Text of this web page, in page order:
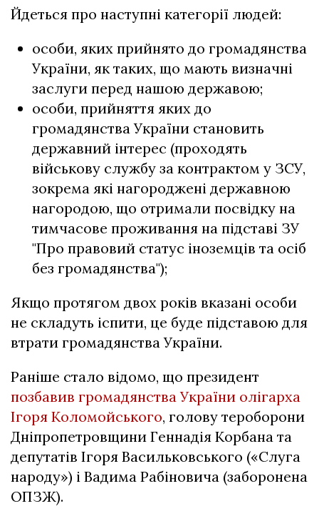
Йдеться про наступні категорії людей:
особи, яких прийнято до громадянства
України, як таких, що мають визначні
заслуги перед нашою державою;
особи, прийняття яких до
громадянства України становить
державний інтерес (проходять
військову службу за контрактом у ЗСУ,
зокрема які нагороджені державною
нагородою, що отримали посвідку на
тимчасове проживання на підставі ЗУ
"Про правовий статус іноземців та осіб
без громадянства");
Якщо протягом двох років вказані особи
не складуть іспити, це буде підставою для
втрати громадянства України.
Раніше стало відомо, що президент
позбавив громадянства України олігарха
Ігоря Коломойського, голову тероборони
Дніпропетровщини Геннадія Корбана та
депутатів Ігоря Васильковського («Слуга
народу») і Вадима Рабіновича (заборонена
ОПЗЖ).